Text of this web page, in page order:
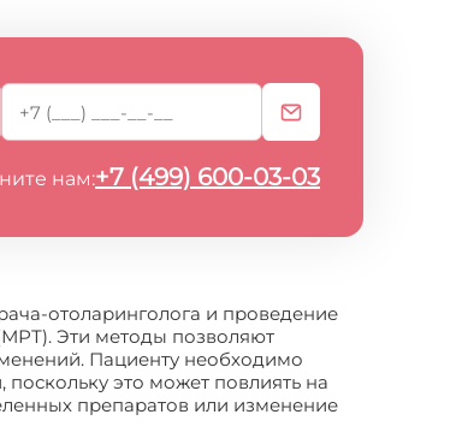
нам:+7 (499) 600-03-03
отоларинголога и проведение
Эти методы позволяют
Пациенту необходимо
это может повлиять на
препаратов или изменение